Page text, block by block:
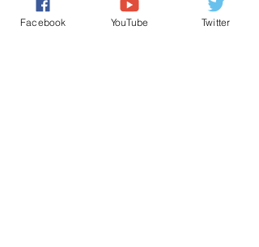
Facebook YouTube Twitter